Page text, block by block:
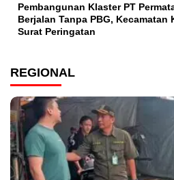
Pembangunan Klaster PT
Berjalan Tanpa PBG,
Surat Peringatan
REGIONAL